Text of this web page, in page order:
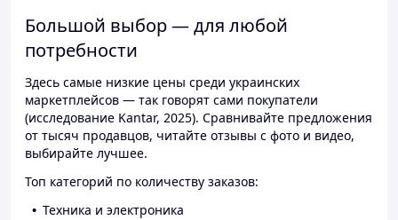
Большой выбор — для любой
потребности
Здесь самые низкие цены среди украинских
маркетплейсов — так говорят сами покупатели
(исследование Kantar, 2025). Сравнивайте предложения
от тысяч продавцов, читайте отзывы с фото и видео,
выбирайте лучшее.
Топ категорий по количеству заказов:
Техника и электроника